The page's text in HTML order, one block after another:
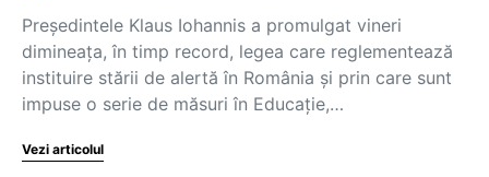
Președintele Klaus Iohannis a promulgat vineri
dimineața, în timp record, legea care reglementează
instituire stării de alertă în România și prin care sunt
impuse o serie de măsuri în Educație,…
Vezi articolul